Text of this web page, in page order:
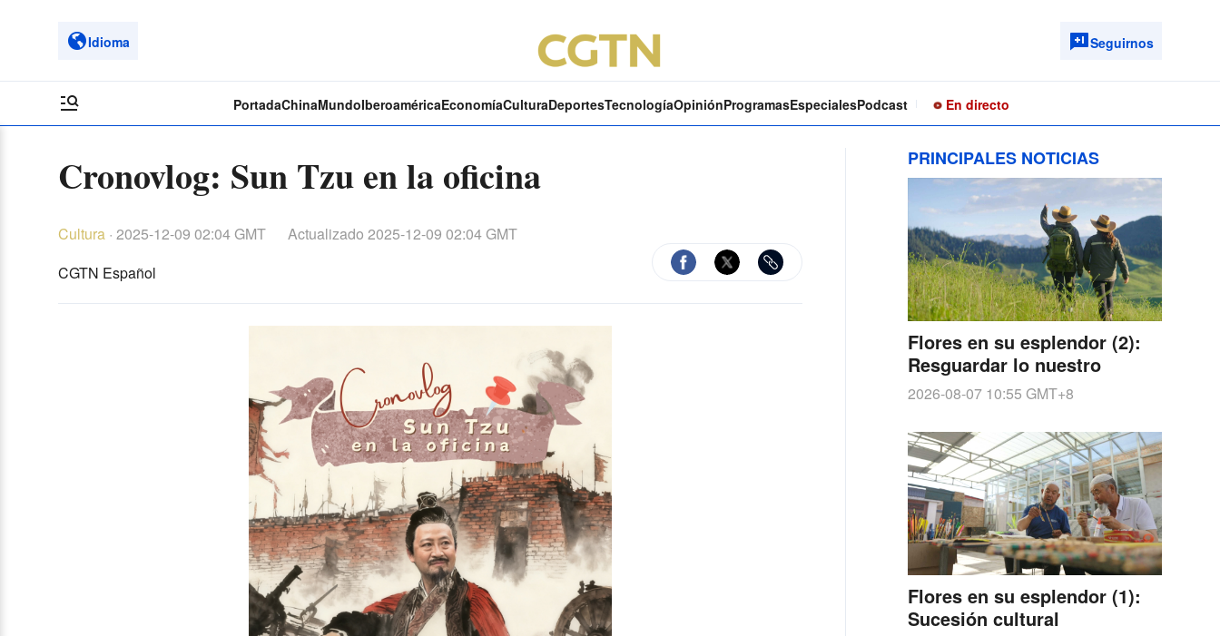
Idioma Seguirnos
PortadaChinaMundoIberoaméricaEconomíaCulturaDeportesTecnologíaOpiniónProgramasEspecialesPodcast En directo
Cronovlog: Sun Tzu en la oficina
Cultura · 2025-12-09 02:04 GMT Actualizado 2025-12-09 02:04 GMT
CGTN Español
PRINCIPALES NOTICIAS
Flores en su esplendor (2):
Resguardar lo nuestro
2026-08-07 10:55 GMT+8
Flores en su esplendor (1):
Sucesión cultural